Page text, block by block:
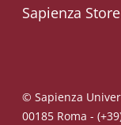
Sapienza Store
© Sapienza
00185 Roma -